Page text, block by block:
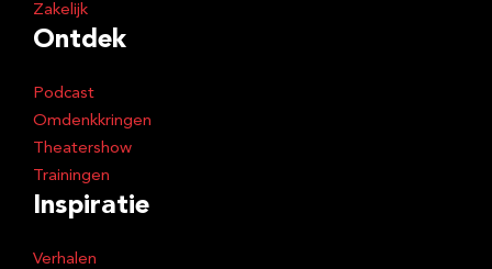
Zakelijk
Ontdek
Podcast
Omdenkkringen
Theatershow
Trainingen
Inspiratie
Verhalen